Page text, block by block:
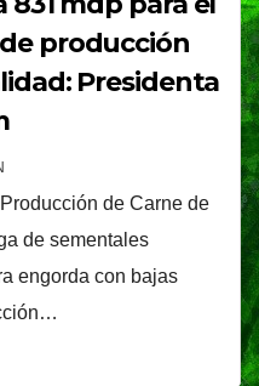
producción
Presidenta
de Carne de
de sementales
engorda con bajas